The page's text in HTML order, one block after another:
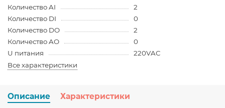
Количество AI
2
Количество DI
0
Количество DO
2
Количество AO
0
U питания
220VAC
Все характеристики
Описание Характеристики